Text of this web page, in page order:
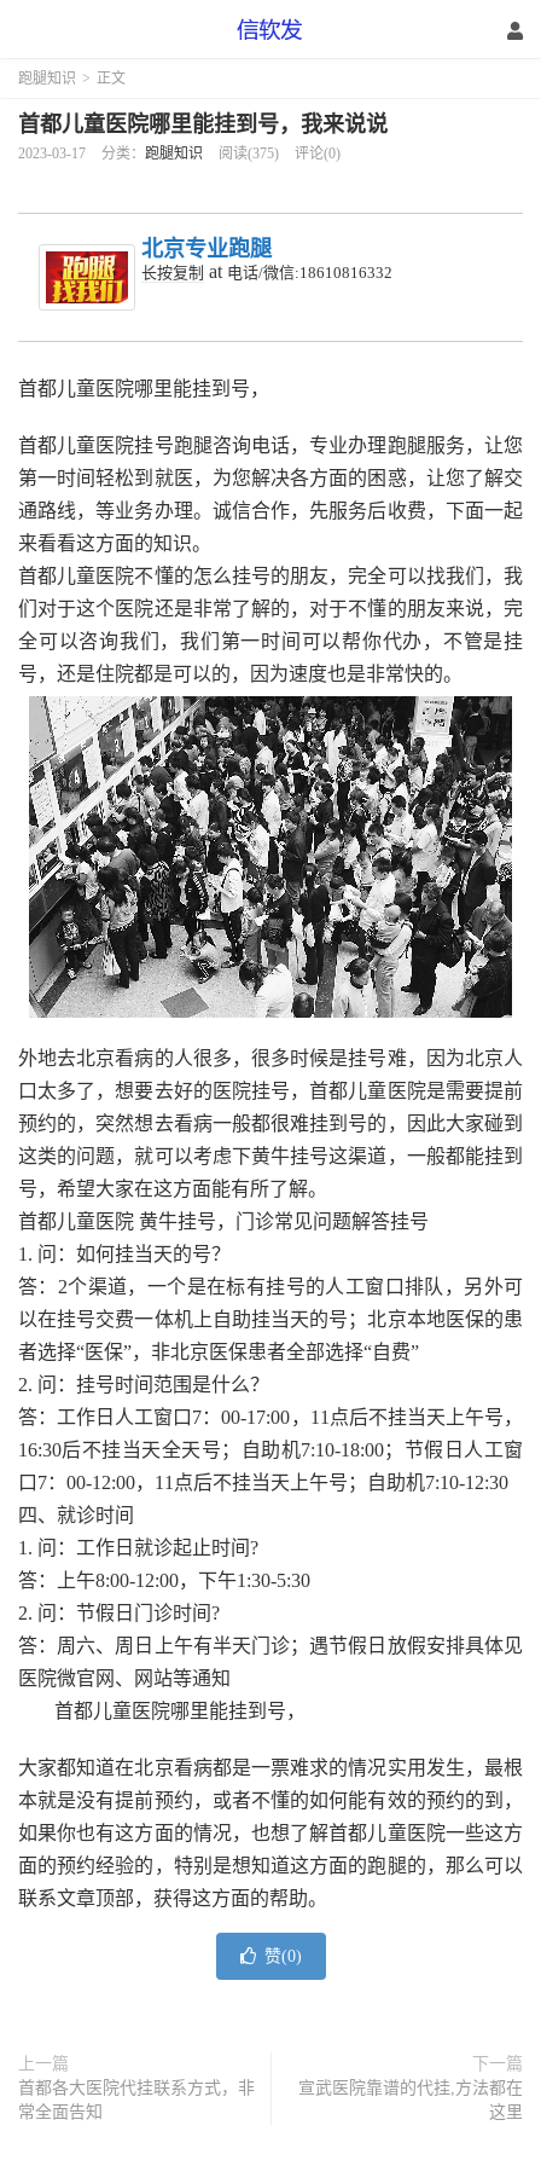
跑腿知识 > 正文
首都儿童医院哪里能挂到号，我来说说
2023-03-17 分类： 跑腿知识 阅读(375) 评论(0)
北京专业跑腿
长按复制 at 电话/微信:18610816332
首都儿童医院哪里能挂到号，
首都儿童医院挂号跑腿咨询电话，专业办理跑腿服务，让您
第一时间轻松到就医，为您解决各方面的困惑，让您了解交
通路线，等业务办理。诚信合作，先服务后收费，下面一起
来看看这方面的知识。
首都儿童医院不懂的怎么挂号的朋友，完全可以找我们，我
们对于这个医院还是非常了解的，对于不懂的朋友来说，完
全可以咨询我们，我们第一时间可以帮你代办，不管是挂
号，还是住院都是可以的，因为速度也是非常快的。
外地去北京看病的人很多，很多时候是挂号难，因为北京人
口太多了，想要去好的医院挂号，首都儿童医院是需要提前
预约的，突然想去看病一般都很难挂到号的，因此大家碰到
这类的问题，就可以考虑下黄牛挂号这渠道，一般都能挂到
号，希望大家在这方面能有所了解。
首都儿童医院 黄牛挂号，门诊常见问题解答挂号
1. 问：如何挂当天的号？
答：2个渠道，一个是在标有挂号的人工窗口排队，另外可
以在挂号交费一体机上自助挂当天的号；北京本地医保的患
者选择“医保”，非北京医保患者全部选择“自费”
2. 问：挂号时间范围是什么？
答：工作日人工窗口7：00-17:00，11点后不挂当天上午号，
16:30后不挂当天全天号；自助机7:10-18:00；节假日人工窗
口7：00-12:00，11点后不挂当天上午号；自助机7:10-12:30
四、就诊时间
1. 问：工作日就诊起止时间?
答：上午8:00-12:00，下午1:30-5:30
2. 问：节假日门诊时间?
答：周六、周日上午有半天门诊；遇节假日放假安排具体见
医院微官网、网站等通知
首都儿童医院哪里能挂到号，
大家都知道在北京看病都是一票难求的情况实用发生，最根
本就是没有提前预约，或者不懂的如何能有效的预约的到，
如果你也有这方面的情况，也想了解首都儿童医院一些这方
面的预约经验的，特别是想知道这方面的跑腿的，那么可以
联系文章顶部，获得这方面的帮助。
赞(0)
上一篇
首都各大医院代挂联系方式，非
常全面告知
下一篇
宣武医院靠谱的代挂,方法都在
这里